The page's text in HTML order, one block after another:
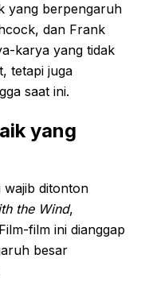
yang berpengaruh
dan Frank
karya yang tidak
tetapi juga
saat ini.
yang
wajib ditonton
the Wind,
film ini dianggap
besar